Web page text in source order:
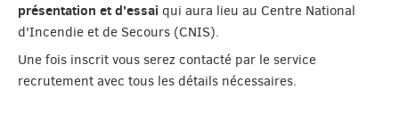
présentation et d'essai qui aura lieu au Centre National
d'Incendie et de Secours (CNIS).
Une fois inscrit vous serez contacté par le service
recrutement avec tous les détails nécessaires.